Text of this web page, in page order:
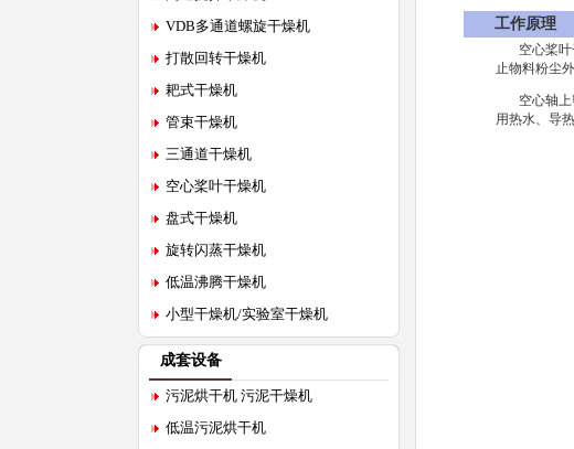
VDB多通道螺旋干燥机
打散回转干燥机
耙式干燥机
管束干燥机
三通道干燥机
空心桨叶干燥机
盘式干燥机
旋转闪蒸干燥机
低温沸腾干燥机
小型干燥机/实验室干燥机
成套设备
污泥烘干机 污泥干燥机
低温污泥烘干机
工作原理
空心桨叶
止物料粉尘
空心轴上
用热水、导